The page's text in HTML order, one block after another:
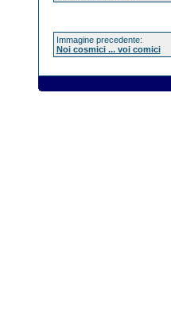
Immagine precedente:
Noi cosmici ... voi comici